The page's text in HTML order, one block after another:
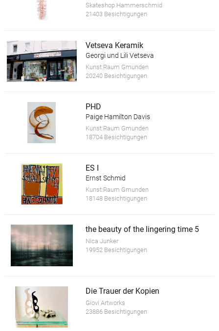
Skateshop Hammerschmid
21403 Besichtigungen
Vetseva Keramik
Georgi und Lili Vetseva
Kunst:Raum Gmunden
20240 Besichtigungen
PHD
Paige Hamilton Davis
Kunst:Raum Gmunden
18704 Besichtigungen
ES I
Ernst Schmid
Kunst:Raum Gmunden
18148 Besichtigungen
the beauty of the lingering time 5
Nica Junker
19952 Besichtigungen
Die Trauer der Kopien
Giovi Artworks
23886 Besichtigungen